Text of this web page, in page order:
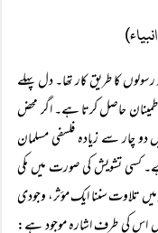
رسولوں کا طریق کار تھا۔ دل پہلے
حاصل کرتا ہے۔ اگر محض
دو چار سے زیادہ فلسفی مسلمان
کسی تشویش کی صورت میں مکی
تلاوت سننا ایک مؤثر، وجودی
اس کی طرف اشارہ موجود ہے: